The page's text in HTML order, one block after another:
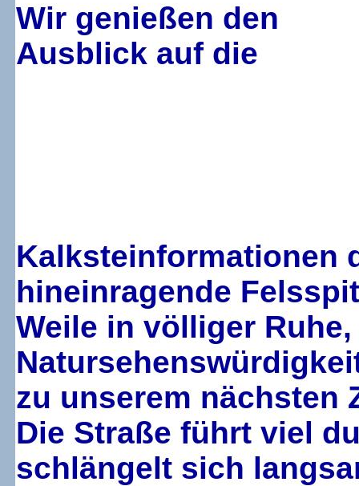
Wir genießen den
Ausblick auf die
Kalksteinformationen
hineinragende
Weile in völliger
zu unserem nächsten
Die Straße führt viel
schlängelt sich